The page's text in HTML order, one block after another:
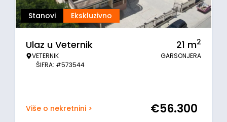
Stanovi Ekskluzivno
Ulaz u Veternik
VETERNIK
ŠIFRA: #573544
21 m2
GARSONJERA
Više o nekretnini > €56.300